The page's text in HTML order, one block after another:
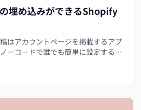
埋め込みができるShopify
はアカウントページを掲載するアプ
ーコードで誰でも簡単に設定するこ
るので、購入率の向上にも役立ち